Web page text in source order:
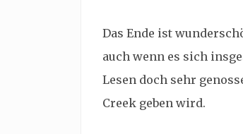
Das Ende ist
auch wenn es sich
Lesen doch sehr
Creek geben wird.